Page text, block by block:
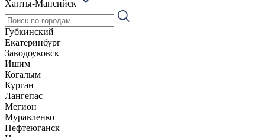
Ханты-Мансийск
Губкинский
Екатеринбург
Заводоуковск
Ишим
Когалым
Курган
Лангепас
Мегион
Муравленко
Нефтеюганск